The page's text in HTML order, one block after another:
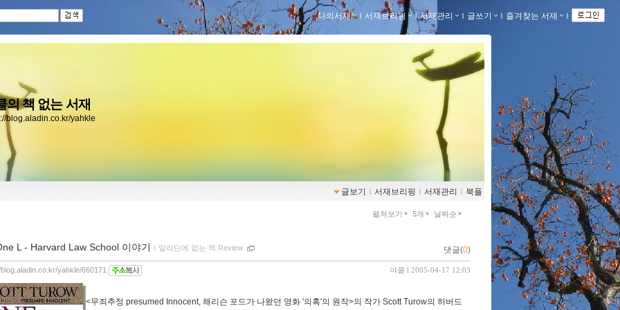
나의서재 ｌ 서재브리핑 ｌ서재관리 ｌ 글쓰기 ｌ 즐겨찾는 서재 ｌ
의 책 없는 서재
blog.aladin.co.kr/yahkle
글보기 ｌ 서재브리핑 ｌ 서재관리 ｌ 북플
펼쳐보기 5개 날짜순
L - Harvard Law School 이야기 ｌ 알라딘에 없는 책 Review 댓글(0)
야클 l 2005-04-17 12:03
yahkle/660171
<무죄추정 presumed Innocent, 해리슨 포드가 나왔던 영화 '의혹'의 원작>의 작가 Scott Turow의 하버드